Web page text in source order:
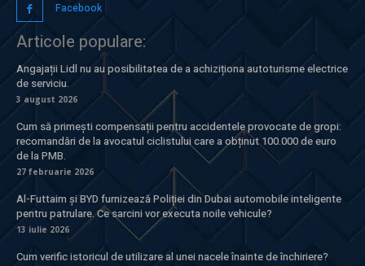
Facebook
Articole populare:
Angajații Lidl nu au posibilitatea de a achiziționa autoturisme electrice
de serviciu.
3 august 2026
Cum să primești compensații pentru accidentele provocate de gropi:
recomandări de la avocatul ciclistului care a obținut 100.000 de euro
de la PMB.
27 februarie 2026
Al-Futtaim și BYD furnizează Poliției din Dubai automobile inteligente
pentru patrulare. Ce sarcini vor executa noile vehicule?
13 iulie 2026
Cum verific istoricul de utilizare al unei nacele înainte de închiriere?